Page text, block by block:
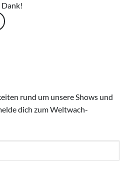
rund um unsere Shows und
dich zum Weltwach-